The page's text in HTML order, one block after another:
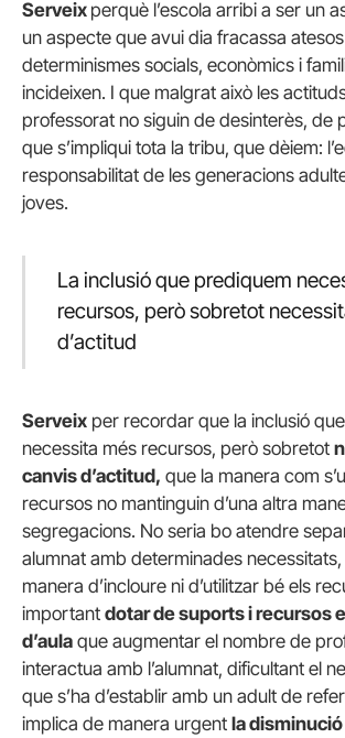
Serveix perquè l’escola arribi a ser un
un aspecte que avui dia fracassa
determinismes socials, econòmics i
incideixen. I que malgrat això les
professorat no siguin de desinterès, de
que s’impliqui tota la tribu, que dèiem:
responsabilitat de les generacions
joves.
La inclusió que prediquem
recursos, però sobretot
d’actitud
Serveix per recordar que la inclusió
necessita més recursos, però sobretot
canvis d’actitud, que la manera com
recursos no mantinguin d’una altra
segregacions. No seria bo atendre
alumnat amb determinades necessitats,
manera d’incloure ni d’utilitzar bé els
important dotar de suports i recursos
d’aula que augmentar el nombre de
interactua amb l’alumnat, dificultant el
que s’ha d’establir amb un adult de
implica de manera urgent la